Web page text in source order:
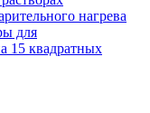
нагрева
для
15 квадратных